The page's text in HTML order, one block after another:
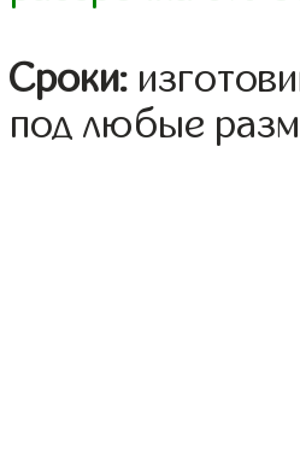
Сроки:
под любые